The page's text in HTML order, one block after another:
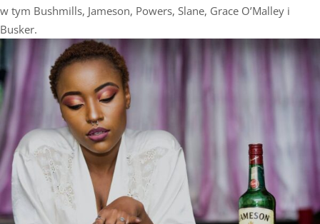
w tym Bushmills, Jameson, Powers, Slane, Grace O’Malley i
Busker.